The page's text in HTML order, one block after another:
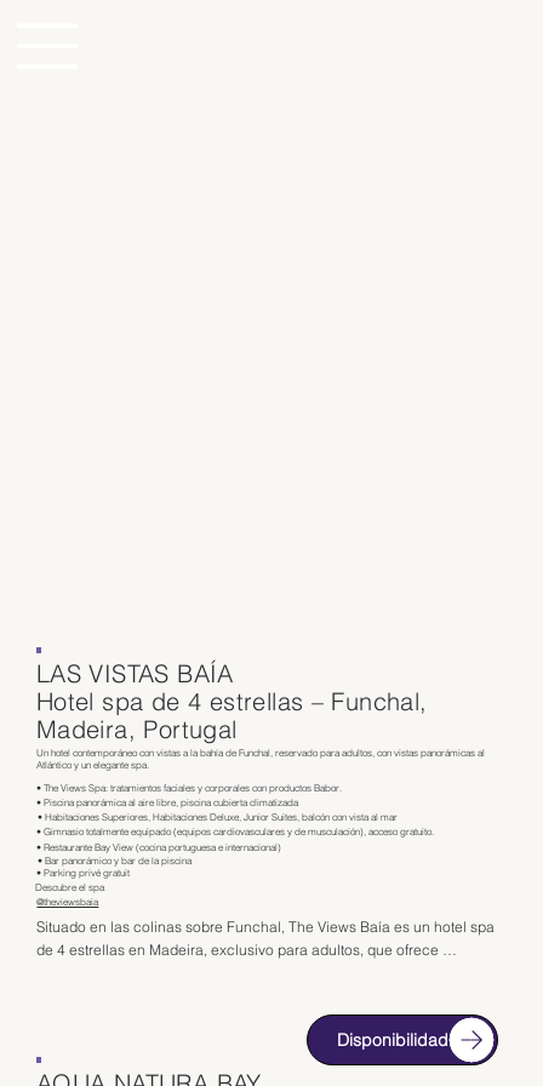
LAS VISTAS BAÍA
Hotel spa de 4 estrellas – Funchal,
Madeira, Portugal
Un hotel contemporáneo con vistas a la bahía de Funchal, reservado para adultos, con vistas panorámicas al
Atlántico y un elegante spa.
• The Views Spa: tratamientos faciales y corporales con productos Babor.
• Piscina panorámica al aire libre, piscina cubierta climatizada
• Habitaciones Superiores, Habitaciones Deluxe, Junior Suites, balcón con vista al mar
• Gimnasio totalmente equipado (equipos cardiovasculares y de musculación), acceso gratuito.
• Restaurante Bay View (cocina portuguesa e internacional)
• Bar panorámico y bar de la piscina
• Parking privé gratuit
Descubre el spa
@theviewsbaia
Situado en las colinas sobre Funchal, The Views Baía es un hotel spa
de 4 estrellas en Madeira, exclusivo para adultos, que ofrece
para una estancia relajante en un entorno moderno y elegante.
Ideal para una escapada romántica de fin de semana en Madeira o una
Disponibilidad